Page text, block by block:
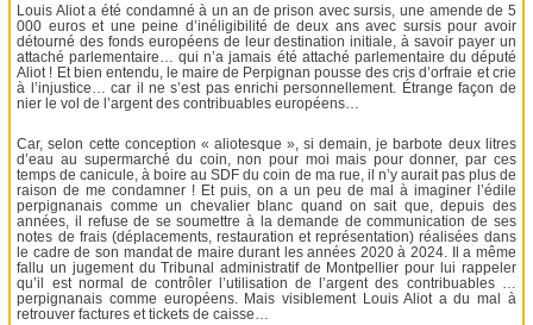
Louis Aliot a été condamné à un an de prison avec sursis, une amende de 5
000 euros et une peine d’inéligibilité de deux ans avec sursis pour avoir
détourné des fonds européens de leur destination initiale, à savoir payer un
attaché parlementaire… qui n’a jamais été attaché parlementaire du député
Aliot ! Et bien entendu, le maire de Perpignan pousse des cris d’orfraie et crie
à l’injustice… car il ne s’est pas enrichi personnellement. Étrange façon de
nier le vol de l’argent des contribuables européens…
Car, selon cette conception « aliotesque », si demain, je barbote deux litres
d’eau au supermarché du coin, non pour moi mais pour donner, par ces
temps de canicule, à boire au SDF du coin de ma rue, il n’y aurait pas plus de
raison de me condamner ! Et puis, on a un peu de mal à imaginer l’édile
perpignanais comme un chevalier blanc quand on sait que, depuis des
années, il refuse de se soumettre à la demande de communication de ses
notes de frais (déplacements, restauration et représentation) réalisées dans
le cadre de son mandat de maire durant les années 2020 à 2024. Il a même
fallu un jugement du Tribunal administratif de Montpellier pour lui rappeler
qu’il est normal de contrôler l’utilisation de l’argent des contribuables …
perpignanais comme européens. Mais visiblement Louis Aliot a du mal à
retrouver factures et tickets de caisse…